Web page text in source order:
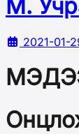
М.
2021-01-